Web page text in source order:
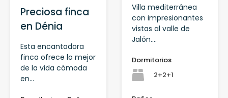
Preciosa finca
en Dénia
Esta encantadora
finca ofrece lo mejor
de la vida cómoda
en...
Villa mediterránea
con impresionantes
vistas al valle de
Jalón....
Dormitorios
2+2+1